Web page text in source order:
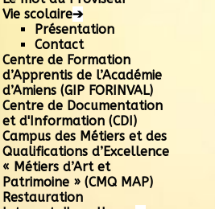
Vie scolaire➔
Présentation
Contact
Centre de Formation
d’Apprentis de l’Académie
d’Amiens (GIP FORINVAL)
Centre de Documentation
et d'Information (CDI)
Campus des Métiers et des
Qualifications d’Excellence
« Métiers d’Art et
Patrimoine » (CMQ MAP)
Restauration